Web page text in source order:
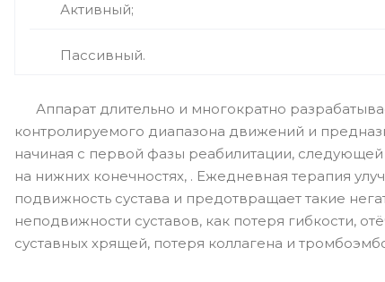
Активный;
Пассивный.
Аппарат длительно и многократно
контролируемого диапазона движений и
начиная с первой фазы реабилитации,
на нижних конечностях, . Ежедневная терапия
подвижность сустава и предотвращает такие
неподвижности суставов, как потеря гибкости,
суставных хрящей, потеря коллагена и